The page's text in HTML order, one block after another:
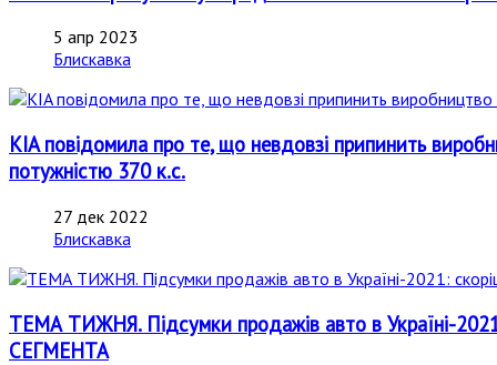
5 апр 2023
Блискавка
KIA повідомила про те, що невдовзі припинить
потужністю 370 к.с.
27 дек 2022
Блискавка
ТЕМА ТИЖНЯ. Підсумки продажів авто в Україні-
СЕГМЕНТА